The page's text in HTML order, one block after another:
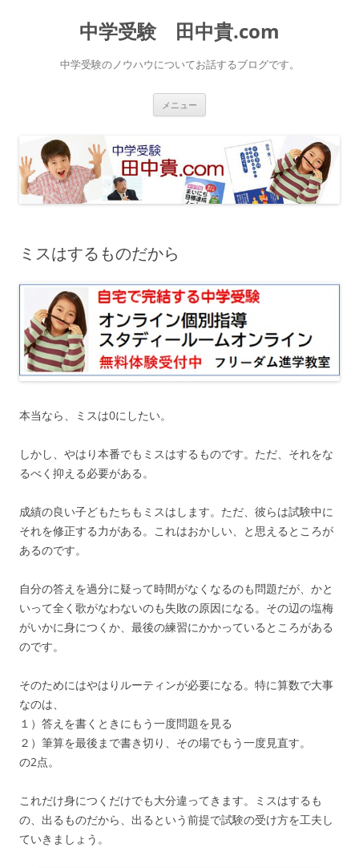
中学受験 田中貴.com
中学受験のノウハウについてお話するブログです。
メニュー
ス
キ
ッ
プ
ミスはするものだから
本当なら、ミスは0にしたい。
しかし、やはり本番でもミスはするものです。ただ、それをな
るべく抑える必要がある。
成績の良い子どもたちもミスはします。ただ、彼らは試験中に
それを修正する力がある。これはおかしい、と思えるところが
あるのです。
自分の答えを過分に疑って時間がなくなるのも問題だが、かと
いって全く歌がなわないのも失敗の原因になる。その辺の塩梅
がいかに身につくか、最後の練習にかかっているところがある
のです。
そのためにはやはりルーティンが必要になる。特に算数で大事
なのは、
１）答えを書くときにもう一度問題を見る
２）筆算を最後まで書き切り、その場でもう一度見直す。
の2点。
これだけ身につくだけでも大分違ってきます。ミスはするも
の、出るものだから、出るという前提で試験の受け方を工夫し
ていきましょう。